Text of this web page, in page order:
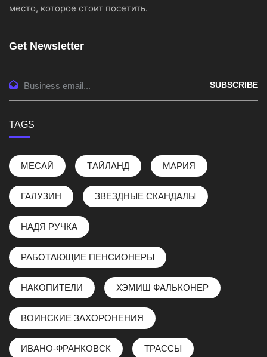
место, которое стоит посетить.
Get Newsletter
SUBSCRIBE
TAGS
МЕСАЙ ТАЙЛАНД МАРИЯ
ГАЛУЗИН ЗВЕЗДНЫЕ СКАНДАЛЫ
НАДЯ РУЧКА
РАБОТАЮЩИЕ ПЕНСИОНЕРЫ
НАКОПИТЕЛИ ХЭМИШ ФАЛЬКОНЕР
ВОИНСКИЕ ЗАХОРОНЕНИЯ
ИВАНО-ФРАНКОВСК ТРАССЫ